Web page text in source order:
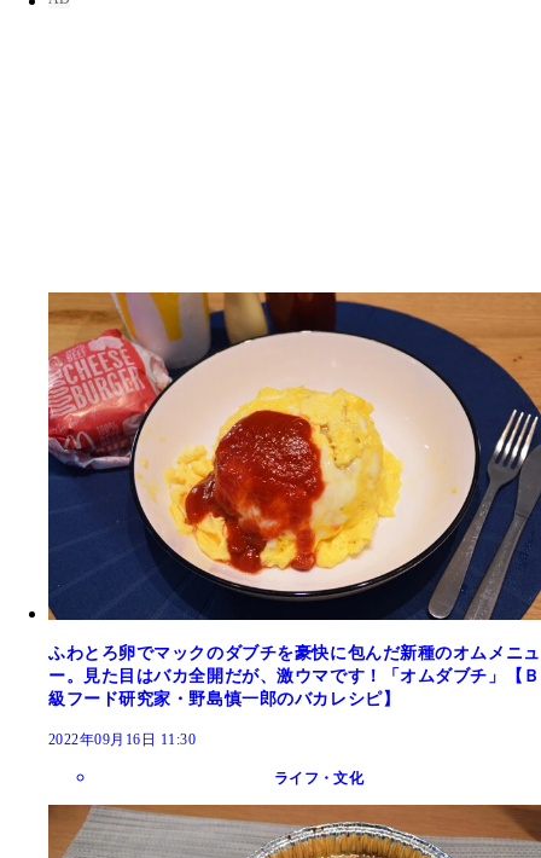
ふわとろ卵でマックのダブチを豪快に包んだ新種のオムメニュ
ー。見た目はバカ全開だが、激ウマです！「オムダブチ」【Ｂ
級フード研究家・野島慎一郎のバカレシピ】
2022年09月16日 11:30
ライフ・文化